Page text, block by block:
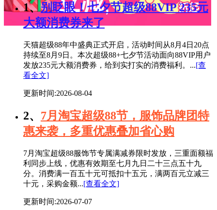
1、 别眨眼！七夕节超级88VIP 235元
大额消费券来了
天猫超级88年中盛典正式开启，活动时间从8月4日20点
持续至8月9日。本次超级88+七夕节活动面向88VIP用户
发放235元大额消费券，给到实打实的消费福利。...[查
看全文]
更新时间:2026-08-04
2、 7月淘宝超级88节，服饰品牌团特
惠来袭，多重优惠叠加省心购
7月淘宝超级88服饰节专属满减券限时发放，三重面额福
利同步上线，优惠有效期至七月九日二十三点五十九
分。消费满一百五十元可抵扣十五元，满两百元立减三
十元，采购金额...[查看全文]
更新时间:2026-07-07